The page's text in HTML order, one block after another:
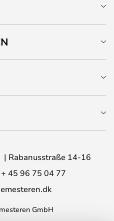
Rabanusstraße 14-16
+ 45 96 75 04 77
GmbH